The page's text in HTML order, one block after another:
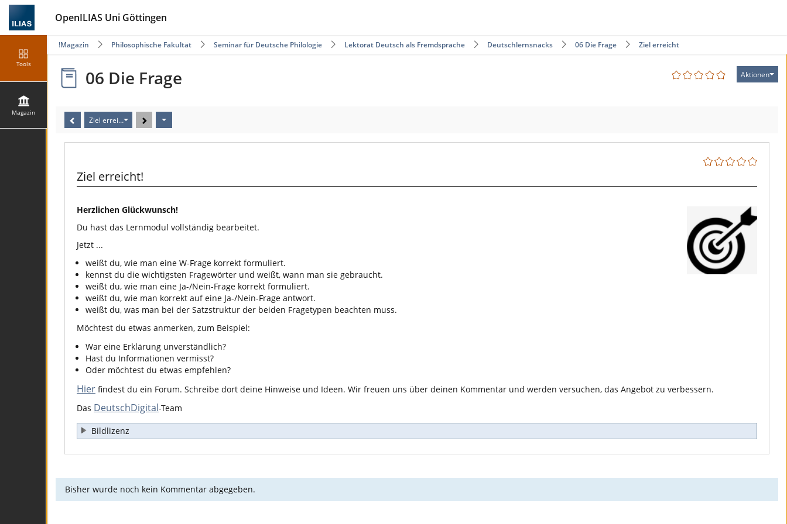
OpenILIAS Uni Göttingen
Tools
Magazin
Magazin Philosophische Fakultät Seminar für Deutsche Philologie Lektorat Deutsch als Fremdsprache Deutschlernsnacks 06 Die Frage Ziel erreicht!
Aktionen
06 Die Frage
Ziel erreicht!
Ziel erreicht!
Herzlichen Glückwunsch!
Du hast das Lernmodul vollständig bearbeitet.
Jetzt ...
weißt du, wie man eine W-Frage korrekt formuliert.
kennst du die wichtigsten Fragewörter und weißt, wann man sie gebraucht.
weißt du, wie man eine Ja-/Nein-Frage korrekt formuliert.
weißt du, wie man korrekt auf eine Ja-/Nein-Frage antwort.
weißt du, was man bei der Satzstruktur der beiden Fragetypen beachten muss.
Möchtest du etwas anmerken, zum Beispiel:
War eine Erklärung unverständlich?
Hast du Informationen vermisst?
Oder möchtest du etwas empfehlen?
Hier findest du ein Forum. Schreibe dort deine Hinweise und Ideen. Wir freuen uns über deinen Kommentar und werden versuchen, das Angebot zu verbessern.
Das DeutschDigital-Team
Bildlizenz
Bisher wurde noch kein Kommentar abgegeben.